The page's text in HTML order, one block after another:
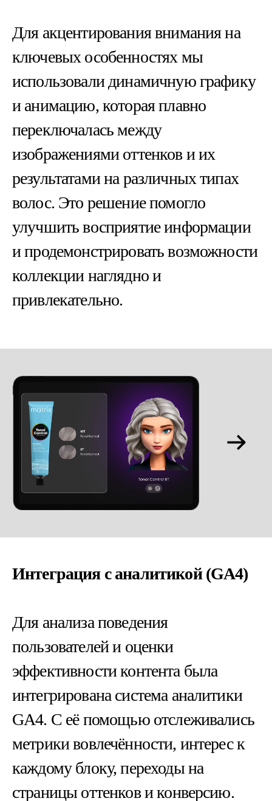
Для акцентирования внимания на
ключевых особенностях мы
использовали динамичную графику
и анимацию, которая плавно
переключалась между
изображениями оттенков и их
результатами на различных типах
волос. Это решение помогло
улучшить восприятие информации
и продемонстрировать возможности
коллекции наглядно и
привлекательно.
Интеграция с аналитикой (GA4)
Для анализа поведения
пользователей и оценки
эффективности контента была
интегрирована система аналитики
GA4. С её помощью отслеживались
метрики вовлечённости, интерес к
каждому блоку, переходы на
страницы оттенков и конверсию.